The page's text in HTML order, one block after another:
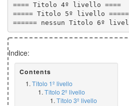
==== Titolo 4º livello ====
===== Titolo 5º livello =====
====== nessun Titolo 6º
Indice:
Contents
Titolo 1º livello
Titolo 2º livello
Titolo 3º livello